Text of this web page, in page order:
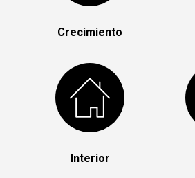
Crecimiento
Interior